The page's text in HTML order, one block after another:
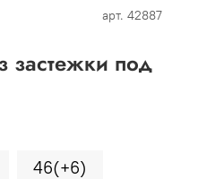
арт. 42887
застежки под
46(+6)